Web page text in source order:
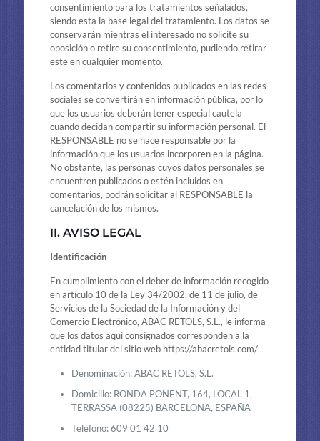
consentimiento para los tratamientos señalados,
siendo esta la base legal del tratamiento. Los datos se
conservarán mientras el interesado no solicite su
oposición o retire su consentimiento, pudiendo retirar
este en cualquier momento.
Los comentarios y contenidos publicados en las redes
sociales se convertirán en información pública, por lo
que los usuarios deberán tener especial cautela
cuando decidan compartir su información personal. El
RESPONSABLE no se hace responsable por la
información que los usuarios incorporen en la página.
No obstante, las personas cuyos datos personales se
encuentren publicados o estén incluidos en
comentarios, podrán solicitar al RESPONSABLE la
cancelación de los mismos.
II. AVISO LEGAL
Identificación
En cumplimiento con el deber de información recogido
en artículo 10 de la Ley 34/2002, de 11 de julio, de
Servicios de la Sociedad de la Información y del
Comercio Electrónico, ABAC RETOLS, S.L., le informa
que los datos aquí consignados corresponden a la
entidad titular del sitio web https://abacretols.com/
Denominación: ABAC RETOLS, S.L.
Domicilio: RONDA PONENT, 164, LOCAL 1,
TERRASSA (08225) BARCELONA, ESPAÑA
Teléfono: 609 01 42 10